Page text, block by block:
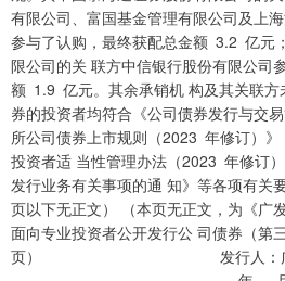
有限公司、富国基金管理有限公司及上
参与了认购，最终获配总金额 3.2 亿元
限公司的关 联方中信银行股份有限公司
额 1.9 亿元。其余承销机 构及其关联
券的投资者均符合《公司债券发行与交
所公司债券上市规则（2023 年修订）
投资者适 当性管理办法（2023 年修订
发行业务有关事项的通 知》等各项有
页以下无正文） （本页无正文，为《
面向专业投资者公开发行公 司债券（第
页） 发行人：广发证券